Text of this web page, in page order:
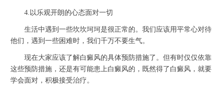
4.以乐观开朗的心态面对一切
生活中遇到一些坎坎坷坷是很正常的。我们应该用平常心对待
他们，遇到一些困难时，我们千万不要生气。
现在大家应该了解白癜风的具体预防措施了。但有时仅仅依靠
这些预防措施，还是有可能患上白癜风的，既然得了白癜风，就要
学会面对，积极接受治疗。